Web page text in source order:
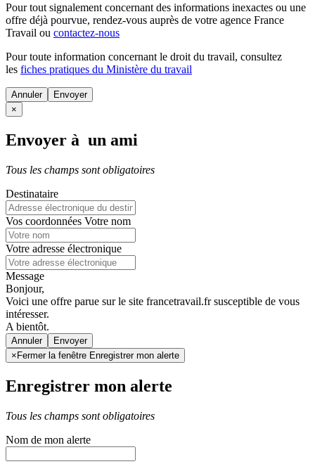
Pour tout signalement concernant des informations inexactes ou une
offre déjà pourvue, rendez-vous auprès de votre agence France
Travail ou contactez-nous
Pour toute information concernant le droit du travail, consultez
les fiches pratiques du Ministère du travail
Annuler
×
Envoyer à un ami
Tous les champs sont obligatoires
Destinataire
Vos coordonnées Votre nom
Votre adresse électronique
Message
Bonjour,
Voici une offre parue sur le site francetravail.fr susceptible de vous
intéresser.
A bientôt.
Annuler
× Fermer la fenêtre Enregistrer mon alerte
Enregistrer mon alerte
Tous les champs sont obligatoires
Nom de mon alerte